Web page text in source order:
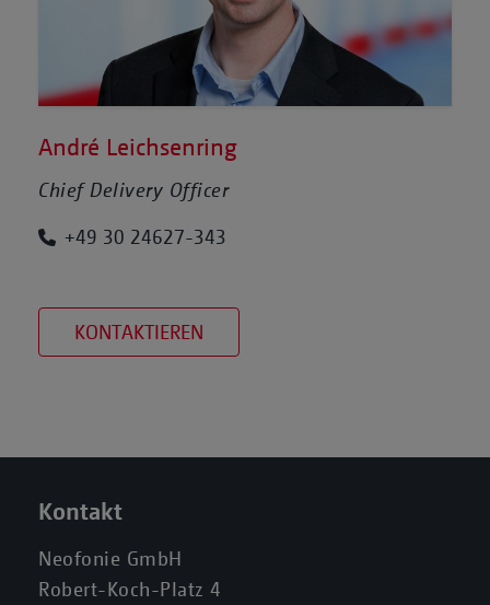
André Leichsenring
Chief Delivery Officer
+49 30 24627-343
KONTAKTIEREN
Kontakt
Neofonie GmbH
Robert-Koch-Platz 4